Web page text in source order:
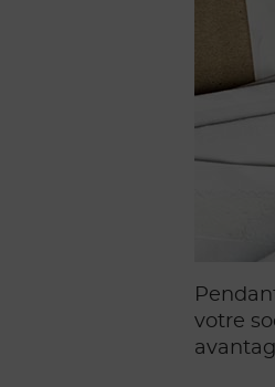
votre